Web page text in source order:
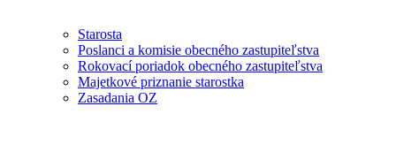
Starosta
Poslanci a komisie obecného zastupiteľstva
Rokovací poriadok obecného zastupiteľstva
Majetkové priznanie starostka
Zasadania OZ